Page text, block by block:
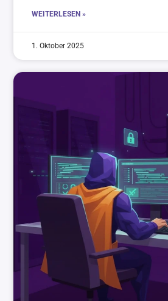
WEITERLESEN »
1. Oktober 2025